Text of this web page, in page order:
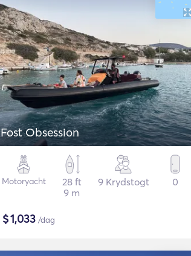
Fost Obsession
Motoryacht
28 ft
9 m
9 Krydstogt 0
$1,033 /dag